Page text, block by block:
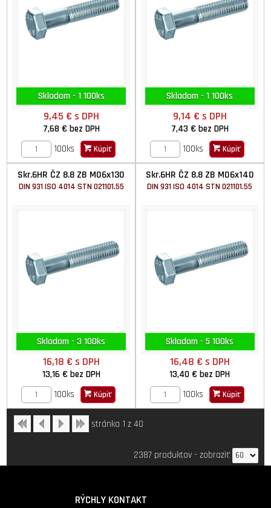
Skladom - 1 100ks
9,45 € s DPH
7,68 € bez DPH
100ks
Kúpiť
Skladom - 1 100ks
9,14 € s DPH
7,43 € bez DPH
100ks
Kúpiť
Skr.6HR ČZ 8.8 ZB M06x130
DIN 931 ISO 4014 STN 021101.55
Skladom - 3 100ks
16,18 € s DPH
13,16 € bez DPH
100ks
Kúpiť
Skr.6HR ČZ 8.8 ZB M06x140
DIN 931 ISO 4014 STN 021101.55
Skladom - 5 100ks
16,48 € s DPH
13,40 €bez DPH
100ks
Kúpiť
stránka 1 z 40
2387 produktov- zobraziť
RÝCHLY KONTAKT